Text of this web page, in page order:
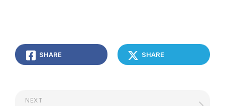
SHARE SHARE
NEXT